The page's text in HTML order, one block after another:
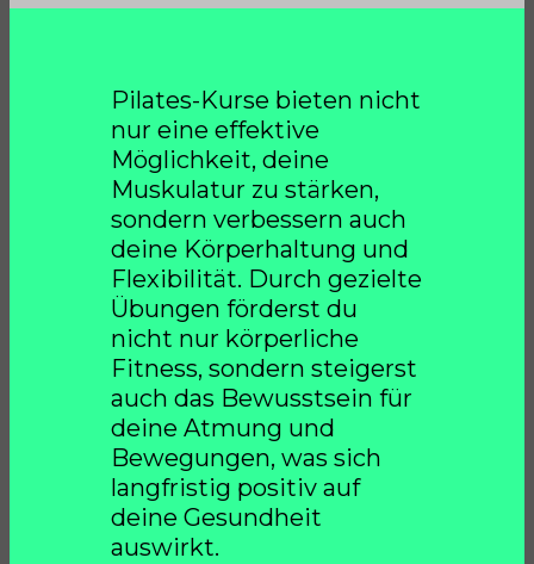
Pilates-Kurse bieten nicht
nur eine effektive
Möglichkeit, deine
Muskulatur zu stärken,
sondern verbessern auch
deine Körperhaltung und
Flexibilität. Durch gezielte
Übungen förderst du
nicht nur körperliche
Fitness, sondern steigerst
auch das Bewusstsein für
deine Atmung und
Bewegungen, was sich
langfristig positiv auf
deine Gesundheit
auswirkt.